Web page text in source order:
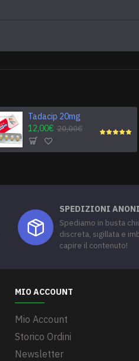
Tadacip 20mg
12,00€ 20,00€
SPEDIZIONI
Spediamo in busta
discreta, sigillata e
capire il contenuto!
MIO ACCOUNT
Mio Account
Storico Ordini
Newsletter